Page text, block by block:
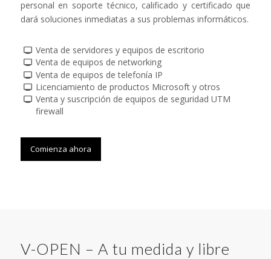
personal en soporte técnico, calificado y certificado que
dará soluciones inmediatas a sus problemas informáticos.
Venta de servidores y equipos de escritorio
Venta de equipos de networking
Venta de equipos de telefonía IP
Licenciamiento de productos Microsoft y otros
Venta y suscripción de equipos de seguridad UTM
firewall
Comienza ahora
V-OPEN – A tu medida y libre